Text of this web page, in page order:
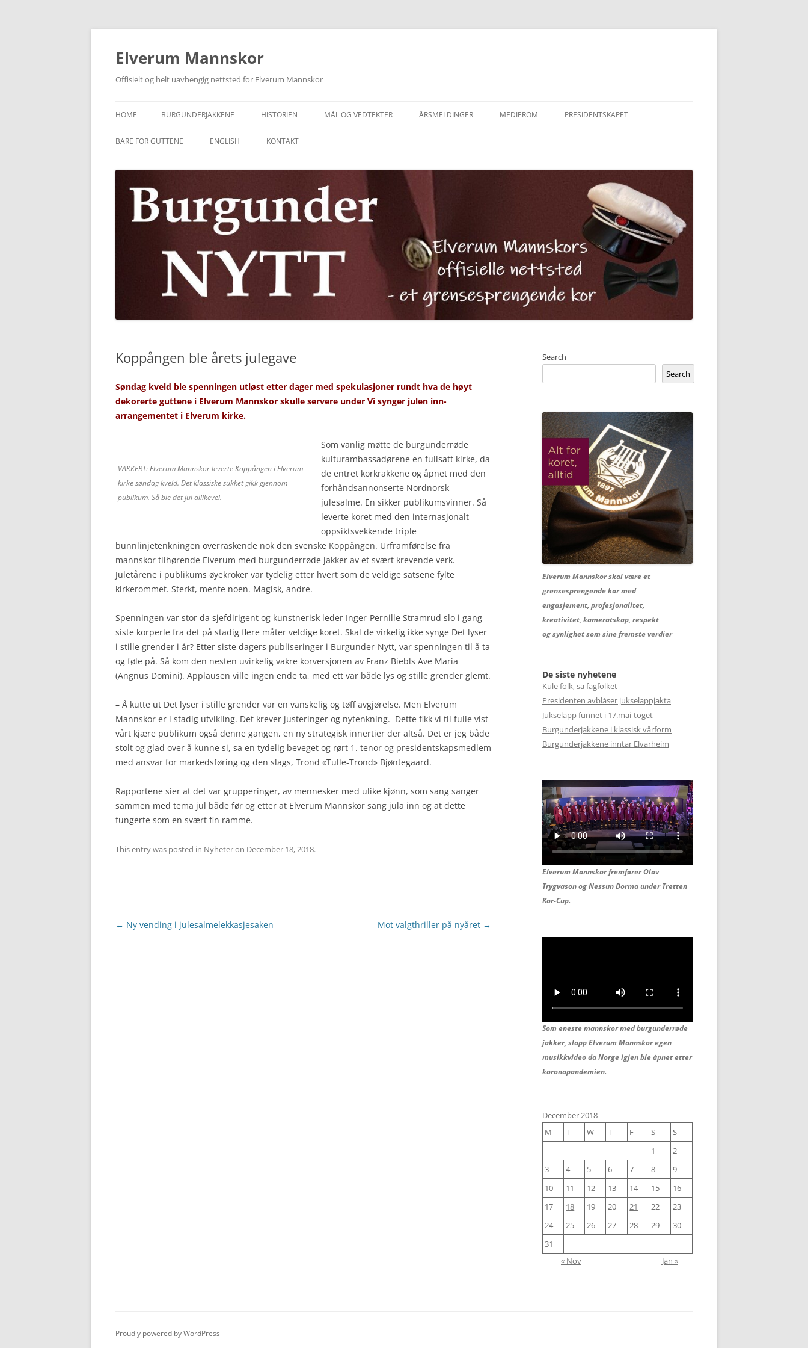
Skip
content
Elverum Mannskor
Offisielt og helt uavhengig nettsted for Elverum Mannskor
HOME BURGUNDERJAKKENE HISTORIEN MÅL OG VEDTEKTER ÅRSMELDINGER MEDIEROM PRESIDENTSKAPET
BARE FOR GUTTENE ENGLISH KONTAKT
Koppången ble årets julegave
Søndag kveld ble spenningen utløst etter dager med spekulasjoner rundt hva de høyt
dekorerte guttene i Elverum Mannskor skulle servere under Vi synger julen inn-
arrangementet i Elverum kirke.
VAKKERT: Elverum Mannskor leverte Koppången i Elverum
kirke søndag kveld. Det klassiske sukket gikk gjennom
publikum. Så ble det jul allikevel.
Som vanlig møtte de burgunderrøde
kulturambassadørene en fullsatt kirke, da
de entret korkrakkene og åpnet med den
forhåndsannonserte Nordnorsk
julesalme. En sikker publikumsvinner. Så
leverte koret med den internasjonalt
oppsiktsvekkende triple
bunnlinjetenkningen overraskende nok den svenske Koppången. Urframførelse fra
mannskor tilhørende Elverum med burgunderrøde jakker av et svært krevende verk.
Juletårene i publikums øyekroker var tydelig etter hvert som de veldige satsene fylte
kirkerommet. Sterkt, mente noen. Magisk, andre.
Spenningen var stor da sjefdirigent og kunstnerisk leder Inger-Pernille Stramrud slo i gang
siste korperle fra det på stadig flere måter veldige koret. Skal de virkelig ikke synge Det lyser
i stille grender i år? Etter siste dagers publiseringer i Burgunder-Nytt, var spenningen til å ta
og føle på. Så kom den nesten uvirkelig vakre korversjonen av Franz Biebls Ave Maria
(Angnus Domini). Applausen ville ingen ende ta, med ett var både lys og stille grender glemt.
– Å kutte ut Det lyser i stille grender var en vanskelig og tøff avgjørelse. Men Elverum
Mannskor er i stadig utvikling. Det krever justeringer og nytenkning. Dette fikk vi til fulle vist
vårt kjære publikum også denne gangen, en ny strategisk innertier der altså. Det er jeg både
stolt og glad over å kunne si, sa en tydelig beveget og rørt 1. tenor og presidentskapsmedlem
med ansvar for markedsføring og den slags, Trond «Tulle-Trond» Bjøntegaard.
Rapportene sier at det var grupperinger, av mennesker med ulike kjønn, som sang sanger
sammen med tema jul både før og etter at Elverum Mannskor sang jula inn og at dette
fungerte som en svært fin ramme.
This entry was posted in Nyheteron December 18, 2018.
Post
← Ny vending i julesalmelekkasjesaken Mot valgthriller på nyåret →
Search
Search
Elverum Mannskor skal være et
grensesprengende kor med
engasjement, profesjonalitet,
kreativitet, kameratskap, respekt
og synlighet som sine fremste verdier
De siste nyhetene
Kule folk, sa fagfolket
Presidenten avblåser jukselappjakta
Jukselapp funnet i 17.mai-toget
Burgunderjakkene i klassisk vårform
Burgunderjakkene inntar Elvarheim
Elverum Mannskor fremfører Olav
Trygvason ogNessun Dorma under Tretten
Kor-Cup.
Som eneste mannskor med burgunderrøde
jakker, slapp Elverum Mannskor egen
musikkvideo da Norge igjen ble åpnet etter
koronapandemien.
December 2018
M
T W T F S
S
1
2
3
4 5 6 7 8
9
10
11 12 13 14 15
16
17
18 19 20 21 22
23
24
25 26 27 28 29
30
31
« Nov
Jan »
Proudly powered by WordPress